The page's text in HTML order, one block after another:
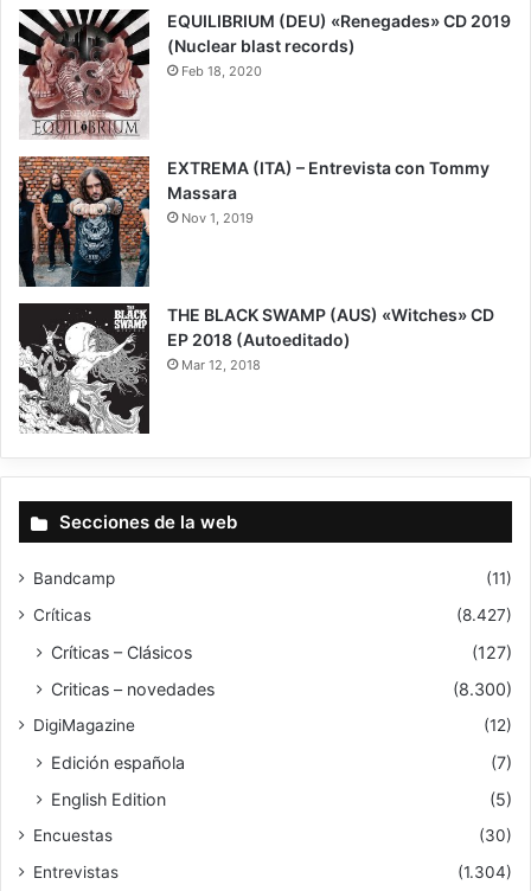
EQUILIBRIUM (DEU) «Renegades» CD 2019
(Nuclear blast records)
Feb 18, 2020
EXTREMA (ITA) – Entrevista con Tommy
Massara
Nov 1, 2019
9
THE BLACK SWAMP (AUS) «Witches» CD
EP 2018 (Autoeditado)
Mar 12, 2018
Secciones de la web
Bandcamp
(11)
Críticas
(8.427)
Críticas – Clásicos
(127)
Criticas – novedades
(8.300)
DigiMagazine (12)
Edición española
(7)
English Edition
(5)
Encuestas
(30)
Entrevistas
(1.304)